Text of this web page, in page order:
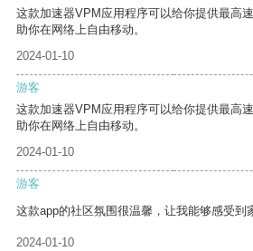
这款加速器VPM应用程序可以给你提供最高
助你在网络上自由移动。
2024-01-10
游客
这款加速器VPM应用程序可以给你提供最高
助你在网络上自由移动。
2024-01-10
游客
这款app的社区氛围很温馨，让我能够感受到
2024-01-10